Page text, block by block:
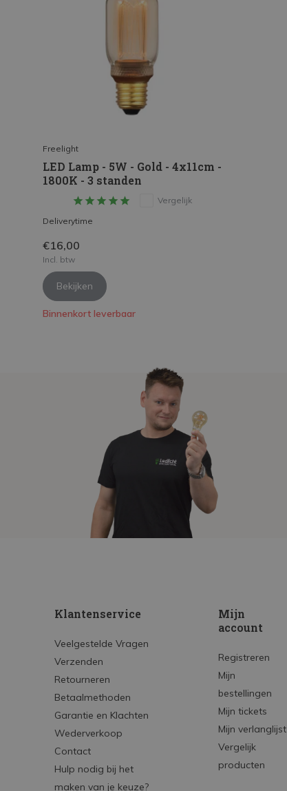
Freelight
LED Lamp - 5W - Gold - 4x11cm -
1800K - 3 standen
Vergelijk
Deliverytime
€16,00
Incl. btw
Bekijken
Binnenkort leverbaar
Klantenservice
Veelgestelde Vragen
Verzenden
Retourneren
Betaalmethoden
Garantie en Klachten
Wederverkoop
Contact
Hulp nodig bij het
maken van je keuze?
Mijn
account
Registreren
Mijn
bestellingen
Mijn tickets
Mijn verlanglijst
Vergelijk
producten